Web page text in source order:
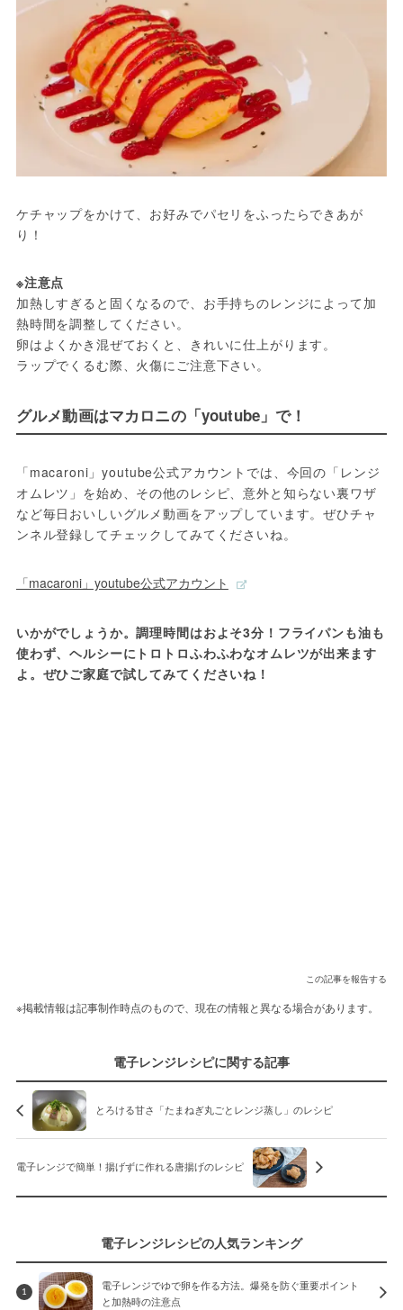
ケチャップをかけて、お好みでパセリをふったらできあが
り！
※注意点
加熱しすぎると固くなるので、お手持ちのレンジによって加
熱時間を調整してください。
卵はよくかき混ぜておくと、きれいに仕上がります。
ラップでくるむ際、火傷にご注意下さい。
グルメ動画はマカロニの「youtube」で！
「macaroni」youtube公式アカウントでは、今回の「レンジ
オムレツ」を始め、その他のレシピ、意外と知らない裏ワザ
など毎日おいしいグルメ動画をアップしています。ぜひチャ
ンネル登録してチェックしてみてくださいね。
「macaroni」youtube公式アカウント
いかがでしょうか。調理時間はおよそ3分！フライパンも油も
使わず、ヘルシーにトロトロふわふわなオムレツが出来ます
よ。ぜひご家庭で試してみてくださいね！
この記事を報告する
※掲載情報は記事制作時点のもので、現在の情報と異なる場合があります。
電子レンジレシピに関する記事
とろける甘さ「たまねぎ丸ごとレンジ蒸し」のレシピ
電子レンジで簡単！揚げずに作れる唐揚げのレシピ
電子レンジレシピの人気ランキング
1
電子レンジでゆで卵を作る方法。爆発を防ぐ重要ポイント
と加熱時の注意点